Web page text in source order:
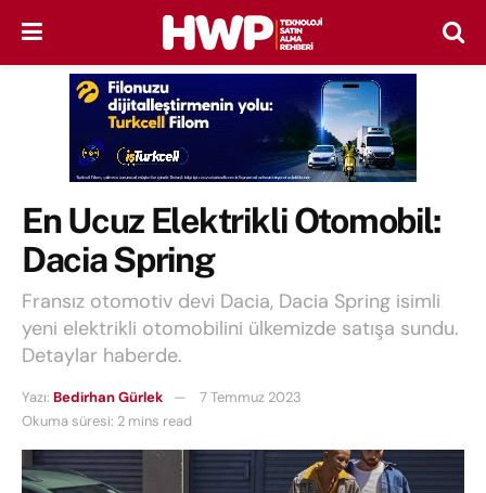
En Ucuz Elektrikli Otomobil:
Dacia Spring
Fransız otomotiv devi Dacia, Dacia Spring isimli
yeni elektrikli otomobilini ülkemizde satışa sundu.
Detaylar haberde.
Yazı: Bedirhan Gürlek
7 Temmuz 2023
Okuma süresi: 2 mins read